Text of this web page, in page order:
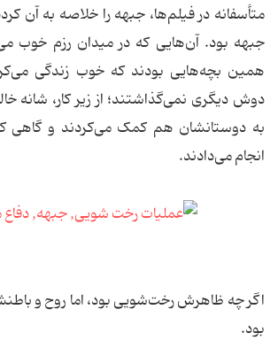
متأسفانه در فیلم‌ها، جبهه را خلاصه به آن
جبهه بود. آن‌هایی که در میدان رزم خوب
همین بچه‌هایی بودند که خوب زندگی
دوش دیگری نمی‌گذاشتند؛ از زیر کار، شانه
به دوستانشان هم کمک می‌کردند و گاهی
انجام می‌دادند.
اگر چه ظاهرش رخت‌شویی بود، اما روح و
بود.